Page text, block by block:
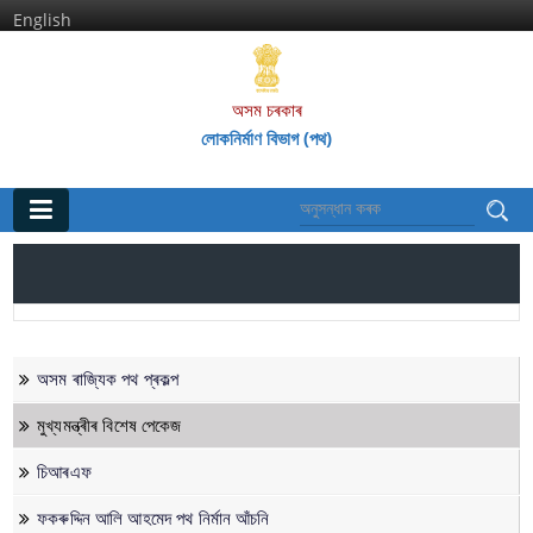
English
অসম চৰকাৰ
লোকনিৰ্মাণ বিভাগ (পথ)
অসম পথ গ‌ৱেষণা আৰু প্ৰশিক্ষণ প্ৰতিষ্ঠান
অসম ৰাজ্যিক পথ পৰিষদ
অসম ৰাজ্যিক পথ প্ৰকল্প
মুখ্যমন্ত্ৰীৰ বিশেষ পেকেজ
চিআৰএফ
ফকৰুদ্দিন আলি আহমেদ পথ নিৰ্মান আঁচনি